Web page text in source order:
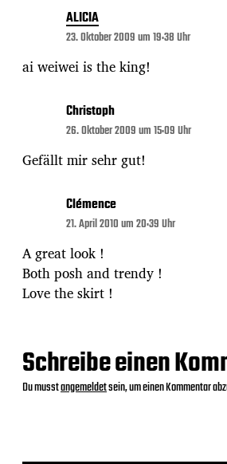
ALICIA
23. Oktober 2009 um 19:38 Uhr
ai weiwei is the king!
Christoph
26. Oktober 2009 um 15:09 Uhr
Gefällt mir sehr gut!
Clémence
21. April 2010 um 20:39 Uhr
A great look !
Both posh and trendy !
Love the skirt !
Schreibe einen
Du musstangemeldetsein, um einen Kommentar